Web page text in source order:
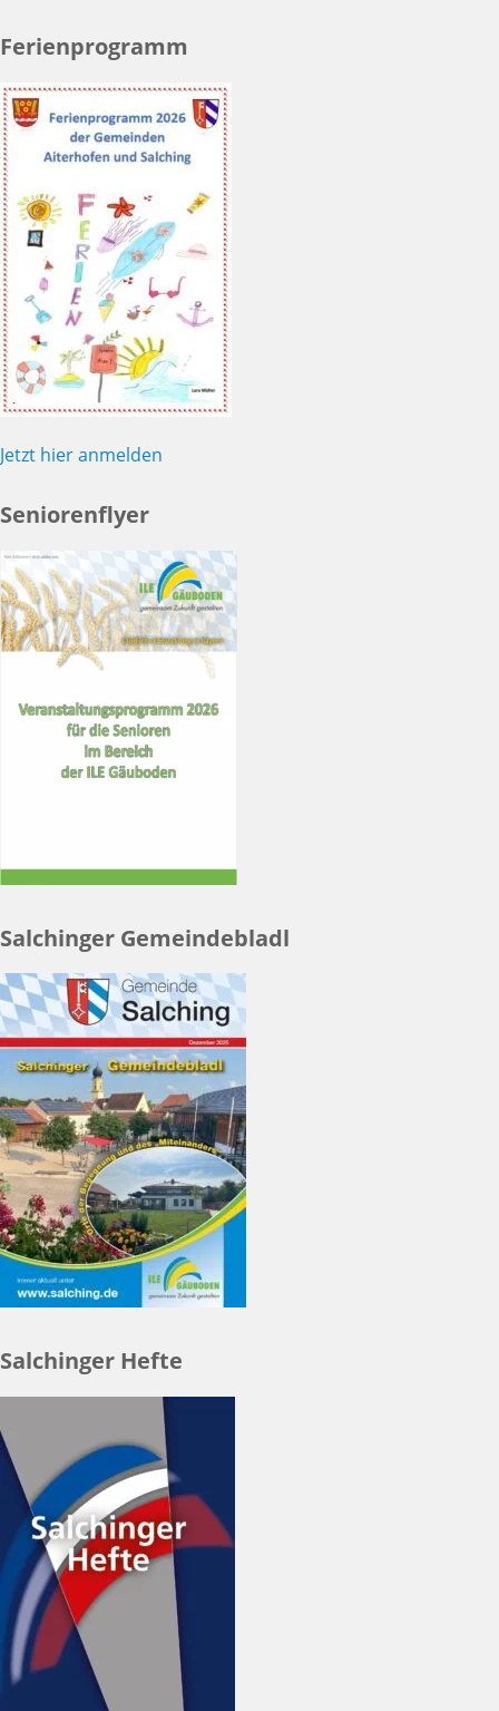
Ferienprogramm
Jetzt hier anmelden
Seniorenflyer
Salchinger Gemeindebladl
Salchinger Hefte